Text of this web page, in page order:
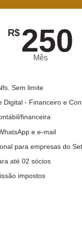
R$ 250
Mês
Sem limite
Digital - Financeiro e
financeira
e e-mail
para empresas do
até 02 sócios
impostos